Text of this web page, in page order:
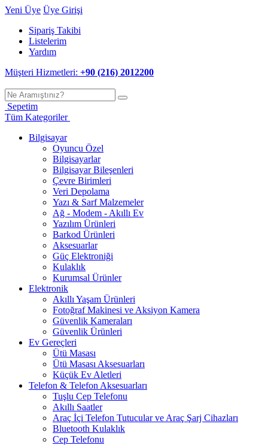
Yeni Üye Üye Girişi
Sipariş Takibi
Listelerim
Yardım
Müşteri Hizmetleri: +90 (216) 2012200
Sepetim
Tüm Kategoriler
Bilgisayar
Oyuncu Özel
Bilgisayarlar
Bilgisayar Bileşenleri
Çevre Birimleri
Veri Depolama
Yazı & Sarf Malzemeler
Ağ - Modem - Akıllı Ev
Yazılım Ürünleri
Barkod Ürünleri
Aksesuarlar
Güç Elektroniği
Kulaklık
Kurumsal Ürünler
Elektronik
Akıllı Yaşam Ürünleri
Fotoğraf Makinesi ve Aksiyon Kamera
Güvenlik Kameraları
Güvenlik Ürünleri
Ev Gereçleri
Ütü Masası
Ütü Masası Aksesuarları
Küçük Ev Aletleri
Telefon & Telefon Aksesuarları
Tuşlu Cep Telefonu
Akıllı Saatler
Araç İçi Telefon Tutucular ve Araç Şarj Cihazları
Bluetooth Kulaklık
Cep Telefonu